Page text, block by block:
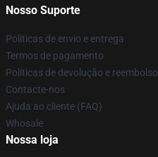
Nosso Suporte
Políticas de envio e entrega
Termos de pagamento
Políticas de devolução e reembolso
Contacte-nos
Ajuda ao cliente (FAQ)
Whosale
Nossa loja